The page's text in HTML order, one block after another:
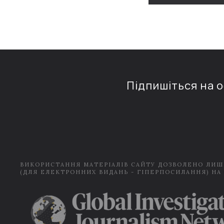
Підпишіться на
ВИКОРИСТАННЯ МАТЕРІАЛІВ САЙТУ ДОЗВОЛЕНО
(ДЛЯ ЕЛЕКТРОННИХ ВИДАНЬ - ГІПЕРПОСИЛАННЯ) НА